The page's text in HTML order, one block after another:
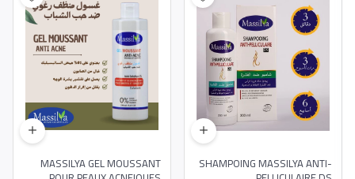
SHAMPOING MASSILYA ANTI-
MASSILYA GEL MOUSSANT